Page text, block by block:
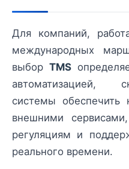
Для компаний,
международных
выборTMS
автоматизацией,
системы
внешними
регуляциям и
реального времени.